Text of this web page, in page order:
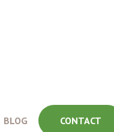
BLOG CONTACT